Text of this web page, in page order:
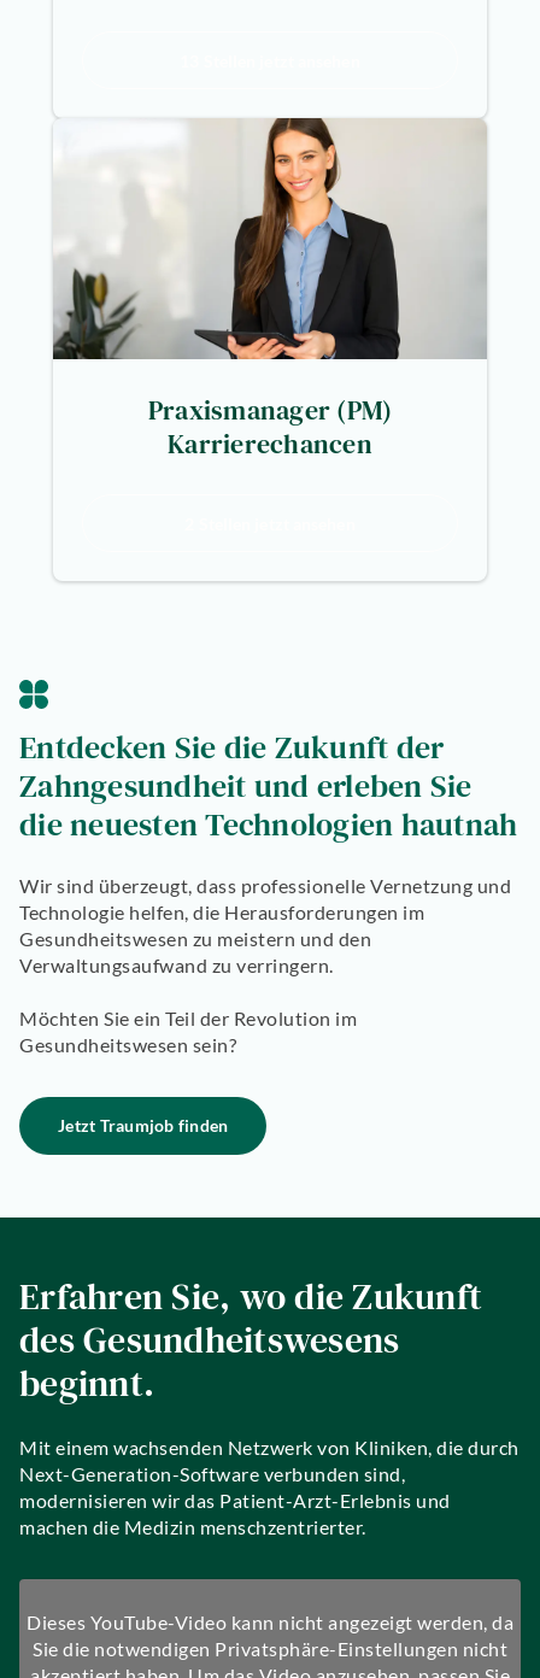
Praxismanager (PM)
Karrierechancen
Entdecken Sie die Zukunft der
Zahngesundheit und erleben Sie
die neuesten Technologien hautnah
Wir sind überzeugt, dass professionelle Vernetzung und
Technologie helfen, die Herausforderungen im
Gesundheitswesen zu meistern und den
Verwaltungsaufwand zu verringern.
Möchten Sie ein Teil der Revolution im
Gesundheitswesen sein?
Jetzt Traumjob finden
Erfahren Sie, wo die Zukunft
des Gesundheitswesens
beginnt.
Mit einem wachsenden Netzwerk von Kliniken, die durch
Next-Generation-Software verbunden sind,
modernisieren wir das Patient-Arzt-Erlebnis und
machen die Medizin menschzentrierter.
Dieses YouTube-Video kann nicht angezeigt werden, da
Sie die notwendigen Privatsphäre-Einstellungen nicht